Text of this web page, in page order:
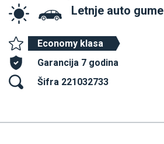
Letnje auto gume
Economy klasa
Garancija 7 godina
Šifra 221032733